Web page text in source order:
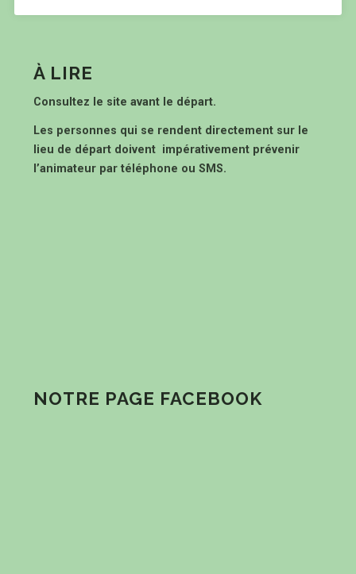
À LIRE
Consultez le site avant le départ.
Les personnes qui se rendent directement sur le
lieu de départ doivent impérativement prévenir
l’animateur par téléphone ou SMS.
NOTRE PAGE FACEBOOK